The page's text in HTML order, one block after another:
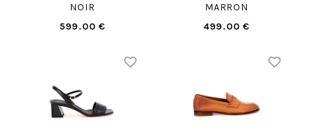
NOIR
599.00 €
MARRON
499.00 €